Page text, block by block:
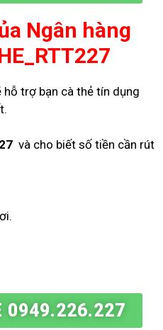
Ngân hàng
hỗ trợ bạn cà thẻ tín dụng
và cho biết số tiền cần rút
0949.226.227